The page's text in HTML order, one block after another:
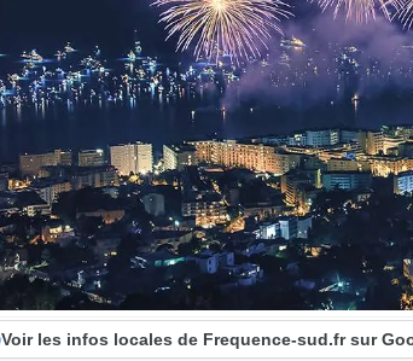
Voir les infos locales de Frequence-sud.fr sur